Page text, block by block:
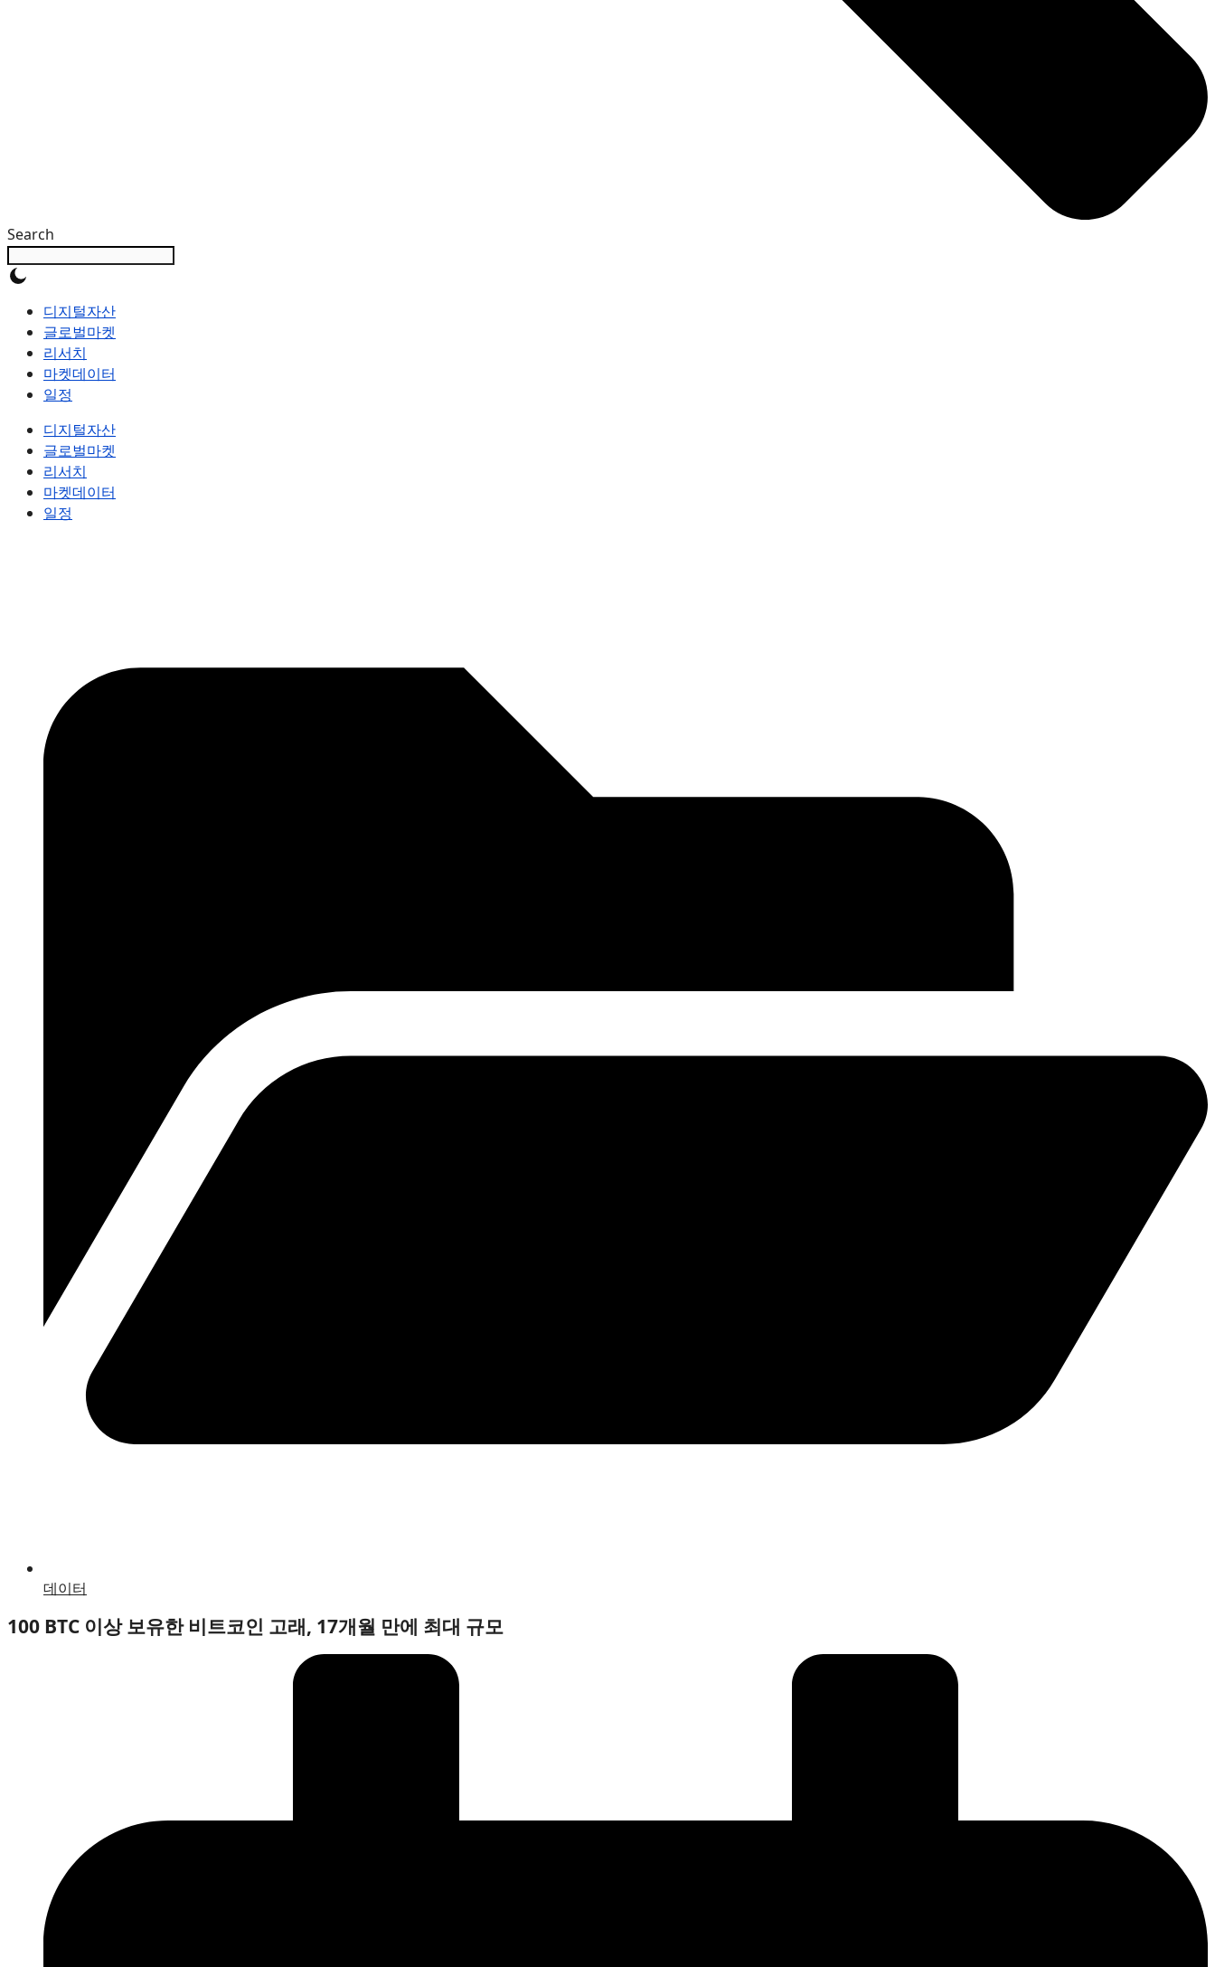
Search
디지털자산
글로벌마켓
리서치
마켓데이터
일정
디지털자산
글로벌마켓
리서치
마켓데이터
일정
데이터
100 BTC 이상 보유한 비트코인 고래, 17개월 만에 최대 규모